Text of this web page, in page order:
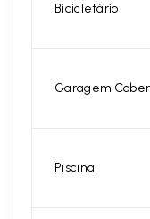
Bicicletário
Garagem
Piscina